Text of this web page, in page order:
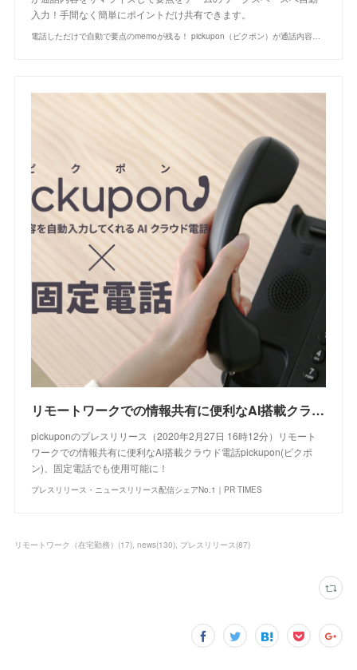
入力！手間なく簡単にポイントだけ共有できます。
電話しただけで自動で要点のmemoが残る！ pickupon（ピクポン）が通話内容をサマライズして要点をチームのワークスペースへ自動入力！手間なく簡単にポイントだけ共有できます。
リモートワークでの情報共有に便利なAI搭載クラウド電話pickupon(ピクポン)、固定電話でも使用可能に！
pickuponのプレスリリース（2020年2月27日 16時12分）リモート
ワークでの情報共有に便利なAI搭載クラウド電話pickupon(ピクポ
ン)、固定電話でも使用可能に！
プレスリリース・ニュースリリース配信シェアNo.1｜PR TIMES
リモートワーク（在宅勤務） (17) news(130) プレスリリース(87)